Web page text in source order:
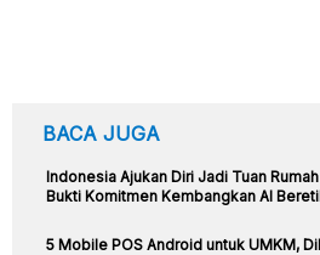
BACA JUGA
Indonesia Ajukan Diri Jadi Tuan
Bukti Komitmen Kembangkan AI
5 Mobile POS Android untuk UMKM,